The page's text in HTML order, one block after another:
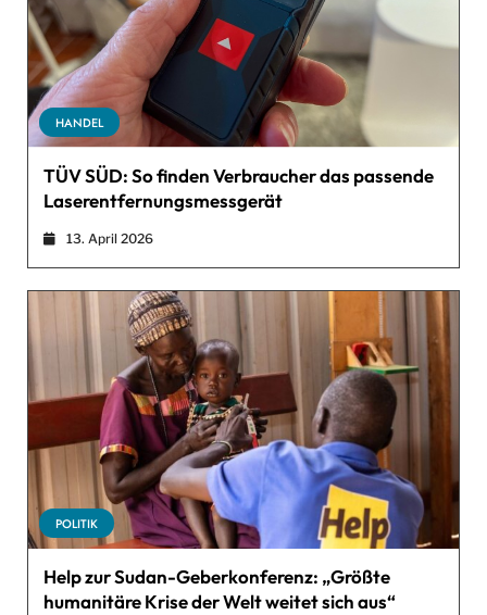
HANDEL
TÜV SÜD: So finden Verbraucher das passende
Laserentfernungsmessgerät
13. April 2026
POLITIK
Help zur Sudan-Geberkonferenz: „Größte
humanitäre Krise der Welt weitet sich aus“